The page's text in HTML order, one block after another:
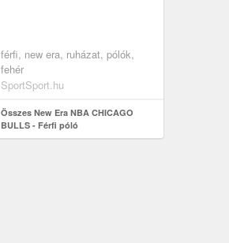
férfi, new era, ruházat, pólók,
fehér
SportSport.hu
Összes New Era NBA CHICAGO
BULLS - Férfi póló